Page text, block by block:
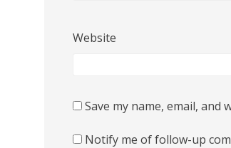
Website
Save my name, email,
Notify me of follow-up